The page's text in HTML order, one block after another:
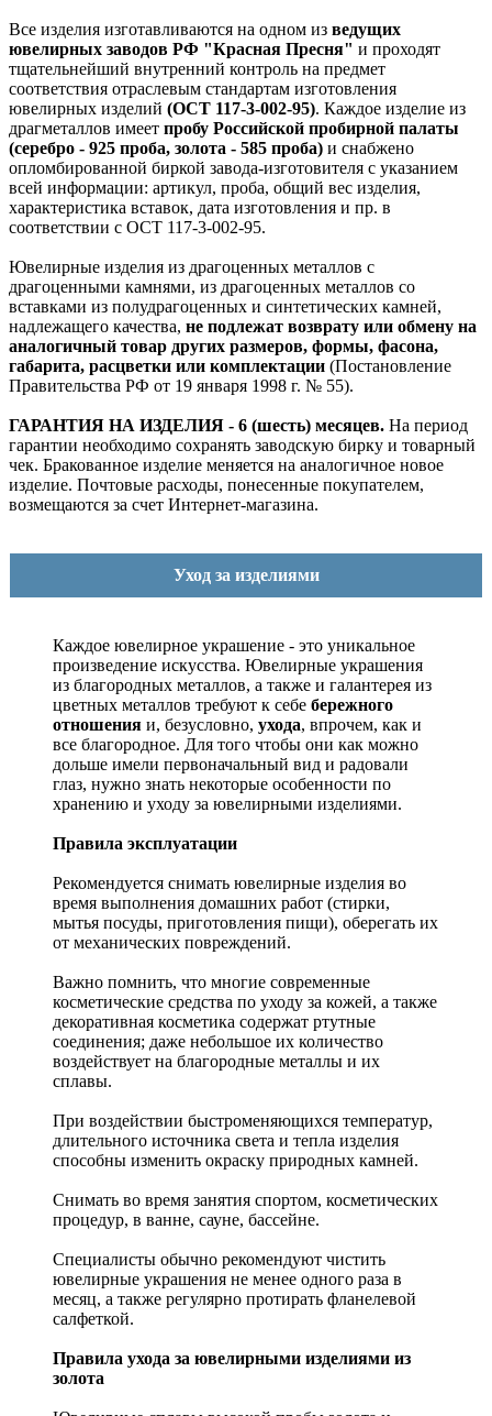
Все изделия изготавливаются на одном из ведущих
ювелирных заводов РФ "Красная Пресня" и проходят
тщательнейший внутренний контроль на предмет
соответствия отраслевым стандартам изготовления
ювелирных изделий (ОСТ 117-3-002-95). Каждое изделие из
драгметаллов имеет пробу Российской пробирной палаты
(серебро - 925 проба, золота - 585 проба) и снабжено
опломбированной биркой завода-изготовителя с указанием
всей информации: артикул, проба, общий вес изделия,
характеристика вставок, дата изготовления и пр. в
соответствии с ОСТ 117-3-002-95.
Ювелирные изделия из драгоценных металлов с
драгоценными камнями, из драгоценных металлов со
вставками из полудрагоценных и синтетических камней,
надлежащего качества, не подлежат возврату или обмену на
аналогичный товар других размеров, формы, фасона,
габарита, расцветки или комплектации (Постановление
Правительства РФ от 19 января 1998 г. № 55).
ГАРАНТИЯ НА ИЗДЕЛИЯ - 6 (шесть) месяцев. На период
гарантии необходимо сохранять заводскую бирку и товарный
чек. Бракованное изделие меняется на аналогичное новое
изделие. Почтовые расходы, понесенные покупателем,
возмещаются за счет Интернет-магазина.
Уход за изделиями
Каждое ювелирное украшение - это уникальное
произведение искусства. Ювелирные украшения
из благородных металлов, а также и галантерея из
цветных металлов требуют к себе бережного
отношения и, безусловно, ухода, впрочем, как и
все благородное. Для того чтобы они как можно
дольше имели первоначальный вид и радовали
глаз, нужно знать некоторые особенности по
хранению и уходу за ювелирными изделиями.
Правила эксплуатации
Рекомендуется снимать ювелирные изделия во
время выполнения домашних работ (стирки,
мытья посуды, приготовления пищи), оберегать их
от механических повреждений.
Важно помнить, что многие современные
косметические средства по уходу за кожей, а также
декоративная косметика содержат ртутные
соединения; даже небольшое их количество
воздействует на благородные металлы и их
сплавы.
При воздействии быстроменяющихся температур,
длительного источника света и тепла изделия
способны изменить окраску природных камней.
Снимать во время занятия спортом, косметических
процедур, в ванне, сауне, бассейне.
Специалисты обычно рекомендуют чистить
ювелирные украшения не менее одного раза в
месяц, а также регулярно протирать фланелевой
салфеткой.
Правила ухода за ювелирными изделиями из
золота